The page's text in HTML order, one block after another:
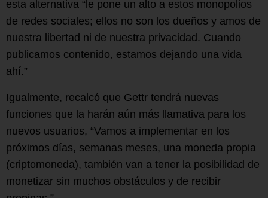
esta alternativa “le pone un alto a estos monopolios
de redes sociales; ellos no son los dueños y amos de
nuestra libertad ni de nuestra privacidad. Cuando
publicamos contenido, estamos dejando una vida
ahí.”
Igualmente, recalcó que Gettr tendrá nuevas
funciones que la harán aún más llamativa para los
nuevos usuarios, “Vamos a implementar en los
próximos días, semanas meses, una moneda propia
(criptomoneda), también van a tener la posibilidad de
monetizar sin muchos obstáculos y de recibir